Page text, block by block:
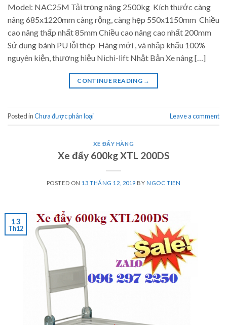
Model: NAC25M Tải trọng nâng 2500kg Kích thước càng
nâng 685x1220mm càng rộng, càng hẹp 550x1150mm Chiều
cao nâng thấp nhất 85mm Chiều cao nâng cao nhất 200mm
Sử dụng bánh PU lỗi thép Hàng mới , và nhập khẩu 100%
nguyên kiện, thương hiệu Nichi-lift Nhật Bản Xe nâng […]
CONTINUE READING →
Posted inChưa được phân loại Leave a comment
XE ĐẨY HÀNG
Xe đẩy 600kg XTL 200DS
POSTED ON 13 THÁNG 12, 2019 BYNGOC TIEN
13
Th12